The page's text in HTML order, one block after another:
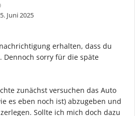
Juni 2025
erhalten, dass du
Dennoch sorry für die späte
zunächst versuchen das Auto
es eben noch ist) abzugeben und
Sollte ich mich doch dazu